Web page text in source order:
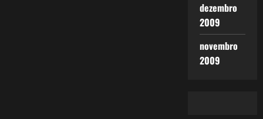
dezembro
2009
novembro
2009